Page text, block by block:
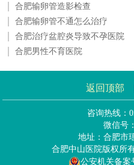
合肥输卵管造影检查
合肥输卵管不通怎么治疗
合肥治疗盆腔炎导致不孕医院
合肥男性不育医院
返回顶部
咨询热线：
微信号
地址：合肥市
合肥中山医院版权所
公安机关备案